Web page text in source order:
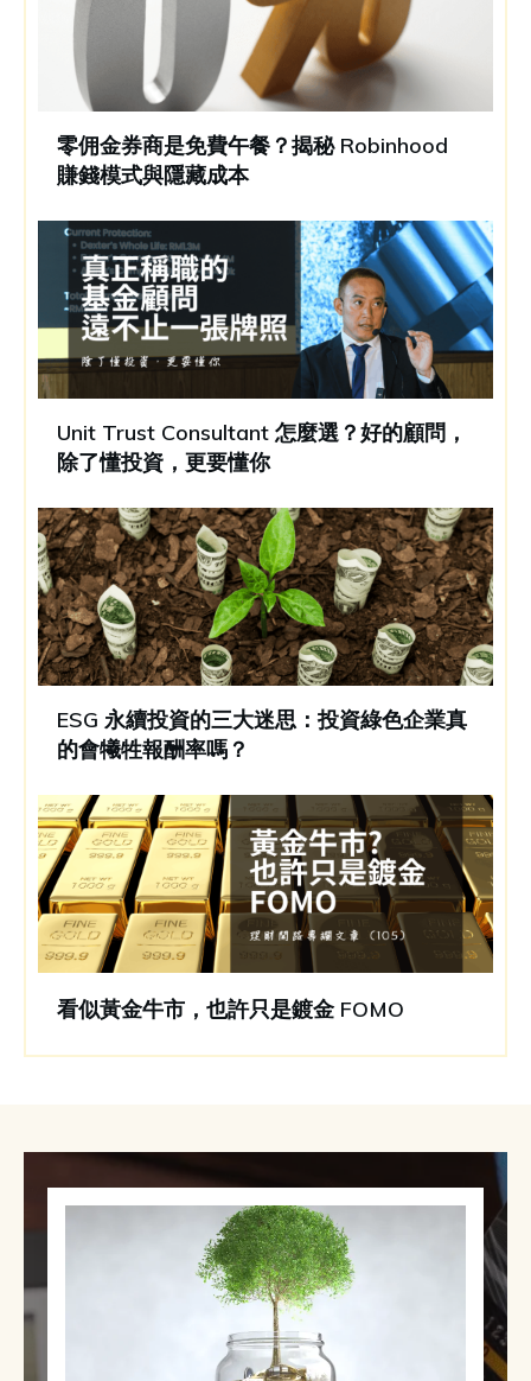
零佣金券商是免費午餐？揭秘 Robinhood
賺錢模式與隱藏成本
Unit Trust Consultant 怎麼選？好的顧問，
除了懂投資，更要懂你
ESG 永續投資的三大迷思：投資綠色企業真
的會犧牲報酬率嗎？
看似黃金牛市，也許只是鍍金 FOMO